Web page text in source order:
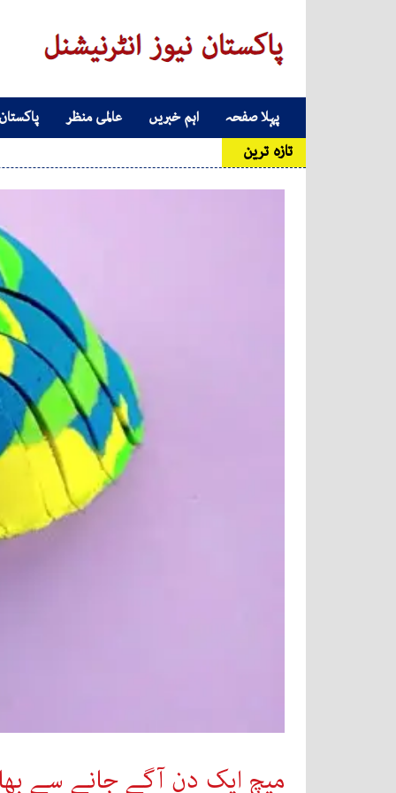
Main Navigationپہلا صفحہ اہم خبریں عالمی منظر پاکستان
تازہ ترین
میچ ایک دن آگے جانے سے